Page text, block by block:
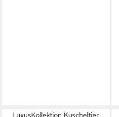
LuxusKollektion Kuscheltier